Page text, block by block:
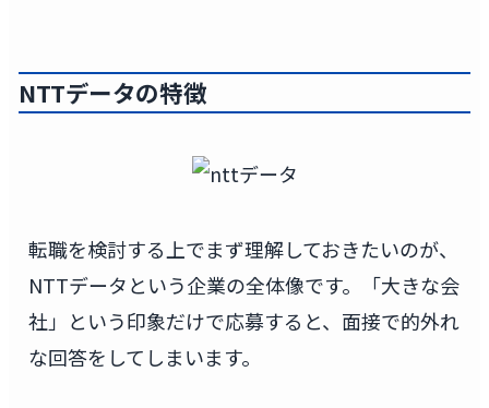
NTTデータの特徴
転職を検討する上でまず理解しておきたいのが、
NTTデータという企業の全体像です。「大きな会
社」という印象だけで応募すると、面接で的外れ
な回答をしてしまいます。